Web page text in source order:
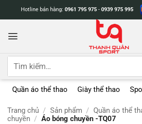
dung
Hotline bán hàng: 0961 795 975 - 0939 975 995
Tìm
Quần áo thể thao Giày thể thao
Trang chủ / Sản phẩm / Quần áo thể
chuyền / Áo bóng chuyền -TQ07